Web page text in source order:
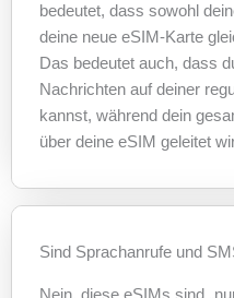
bedeutet, dass sowohl
deine neue eSIM-Karte
Das bedeutet auch, dass
Nachrichten auf deiner
kannst, während dein
über deine eSIM geleitet
Sind Sprachanrufe und
Nein, diese eSIMs sind